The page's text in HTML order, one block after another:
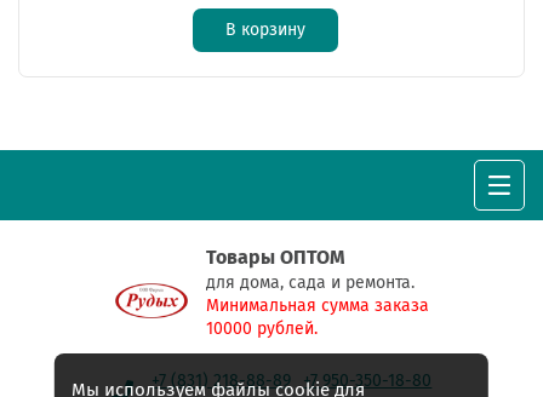
В корзину
Товары ОПТОМ
для дома, сада и ремонта.
Минимальная сумма заказа
10000 рублей.
+7 (831) 218-88-89
+7 950-350-18-80
Мы используем файлы cookie для